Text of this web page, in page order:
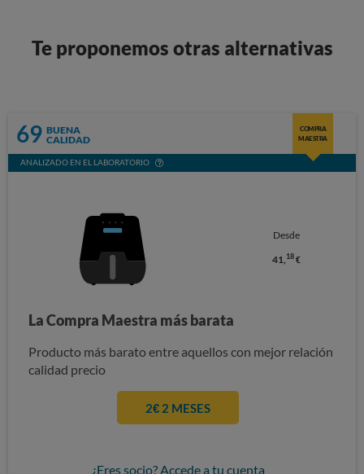
Te proponemos otras alternativas
69 BUENA
CALIDAD
COMPRA
MAESTRA
ANALIZADO EN EL LABORATORIO
Desde
41, 18€
La Compra Maestra más barata
Producto más barato entre aquellos con mejor relación
calidad precio
2€ 2 MESES
¿Eres socio? Accede a tu cuenta